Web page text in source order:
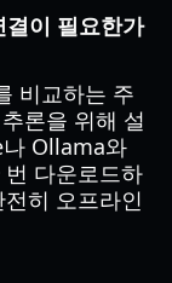
이 필요한가
비교하는 주
론을 위해 설
Ollama와
다운로드하
히 오프라인